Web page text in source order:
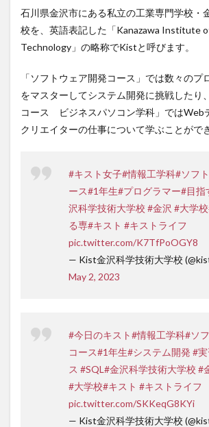
たことも
4
Kist
の情
石川県金沢市にある私立の工業専門学校・
校を、英語表記した「Kanazawa Institute
Technology」の略称でKistと呼びます。
「ソフトウェア開発コース」では数々のプ
をマスターしてシステム開発に挑戦したり
コース ビジネスパソコン学科」ではWeb
クリエイターの仕事について学ぶことがで
#キスト女子#情報工学科#ソフ
ース#1年生#プログラマー#目指
沢科学技術大学校 #金沢 #大学校
る専#キスト #キストライフ
pic.twitter.com/K7TfPoOGY8
— Kist金沢科学技術大学校
May 2, 2023
#今日のキスト#情報工学科#ソ
コース#1年生#システム開発 #
ス #SQL #金沢科学技術大学校 #
#大学校#キスト #キストライフ
pic.twitter.com/SKKeqG8KYi
— Kist金沢科学技術大学校